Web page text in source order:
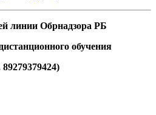
линии Обрнадзора РБ
обучения
89279379424)